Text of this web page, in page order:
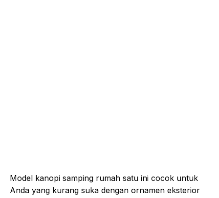
Model kanopi samping rumah satu ini cocok untuk
Anda yang kurang suka dengan ornamen eksterior